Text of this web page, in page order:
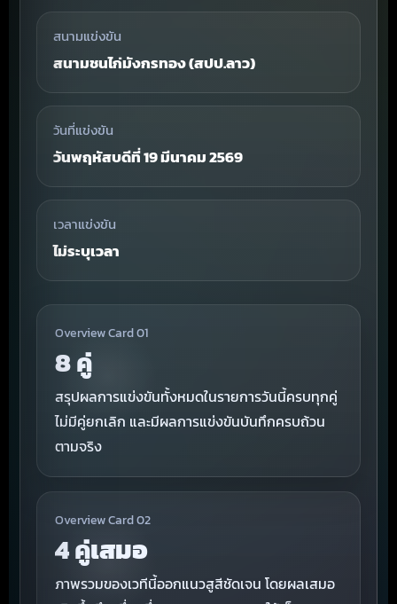
สนามแข่งขัน
สนามชนไก่มังกรทอง (สปป.ลาว)
วันที่แข่งขัน
วันพฤหัสบดีที่ 19 มีนาคม 2569
เวลาแข่งขัน
ไม่ระบุเวลา
Overview Card 01
8 คู่
สรุปผลการแข่งขันทั้งหมดในรายการวันนี้ครบทุกคู่
ไม่มีคู่ยกเลิก และมีผลการแข่งขันบันทึกครบถ้วน
ตามจริง
Overview Card 02
4 คู่เสมอ
ภาพรวมของเวทีนี้ออกแนวสูสีชัดเจน โดยผลเสมอ